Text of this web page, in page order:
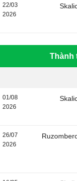
22/03
2026
Thành
01/08
2026
26/07
2026